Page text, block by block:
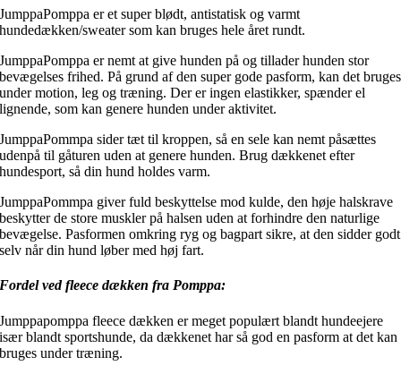
JumppaPomppa er et super blødt, antistatisk og varmt
hundedækken/sweater som kan bruges hele året rundt.
JumppaPomppa er nemt at give hunden på og tillader hunden stor
bevægelses frihed. På grund af den super gode pasform, kan det bruges
under motion, leg og træning. Der er ingen elastikker, spænder el
lignende, som kan genere hunden under aktivitet.
JumppaPommpa sider tæt til kroppen, så en sele kan nemt påsættes
udenpå til gåturen uden at genere hunden. Brug dækkenet efter
hundesport, så din hund holdes varm.
JumppaPommpa giver fuld beskyttelse mod kulde, den høje halskrave
beskytter de store muskler på halsen uden at forhindre den naturlige
bevægelse. Pasformen omkring ryg og bagpart sikre, at den sidder godt
selv når din hund løber med høj fart.
Fordel ved fleece dækken fra Pomppa:
Jumppapomppa fleece dækken er meget populært blandt hundeejere
især blandt sportshunde, da dækkenet har så god en pasform at det kan
bruges under træning.